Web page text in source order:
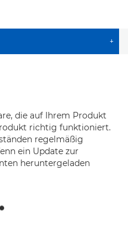
+
die auf Ihrem Produkt
richtig funktioniert.
regelmäßig
ein Update zur
heruntergeladen